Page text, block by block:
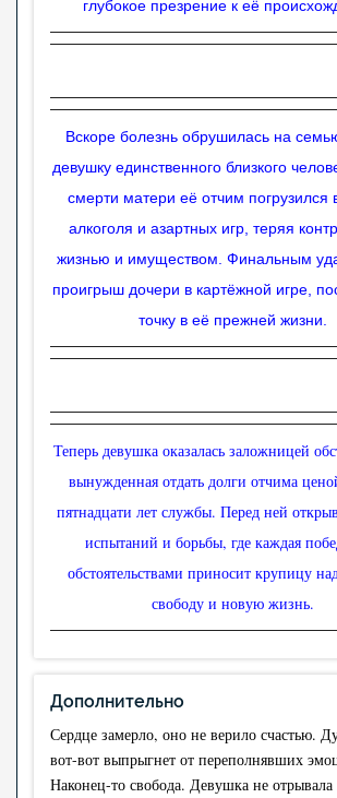
глубокое презрение к её
Вскоре болезнь обрушилась на
девушку единственного близкого
смерти матери её отчим погрузился
алкоголя и азартных игр, теряя
жизнью и имуществом. Финальным
проигрыш дочери в картёжной игре,
точку в её прежней жизни.
Теперь девушка оказалась заложницей
вынужденная отдать долги отчима
пятнадцати лет службы. Перед ней
испытаний и борьбы, где каждая
обстоятельствами приносит крупицу
свободу и новую жизнь.
Дополнительно
Сердце замерло, оно не верило счастью.
вот-вот выпрыгнет от переполнявших
Наконец-то свобода. Девушка не отрывала